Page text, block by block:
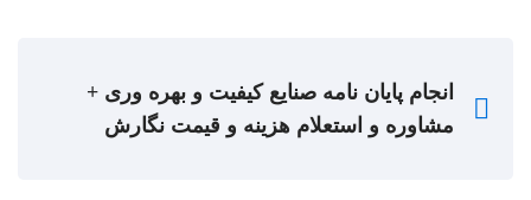
انجام پایان نامه صنایع کیفیت و بهره وری +
مشاوره و استعلام هزینه و قیمت نگارش